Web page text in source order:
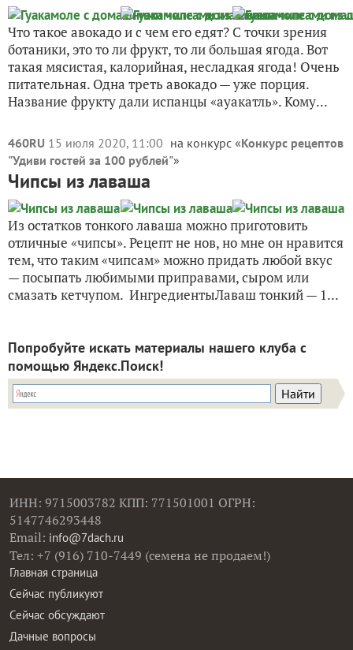
Что такое авокадо и с чем его едят? С точки зрения
ботаники, это то ли фрукт, то ли большая ягода. Вот
такая мясистая, калорийная, несладкая ягода! Очень
питательная. Одна треть авокадо — уже порция.
Название фрукту дали испанцы «ауакатль». Кому...
460RU 15 июля 2020, 11:00 на конкурс «Конкурс рецептов
"Удиви гостей за 100 рублей"»
Чипсы из лаваша
Из остатков тонкого лаваша можно приготовить
отличные «чипсы». Рецепт не нов, но мне он нравится
тем, что таким «чипсам» можно придать любой вкус
— посыпать любимыми приправами, сыром или
смазать кетчупом. ИнгредиентыЛаваш тонкий — 1...
Попробуйте искать материалы нашего клуба с
помощью Яндекс.Поиск!
ИНН: 9715003782 КПП: 771501001 ОГРН:
5147746293448
Email: info@7dach.ru
Тел: +7 (916) 710-7449 (семена не продаем!)
Главная страница
Сейчас публикуют
Сейчас обсуждают
Дачные вопросы